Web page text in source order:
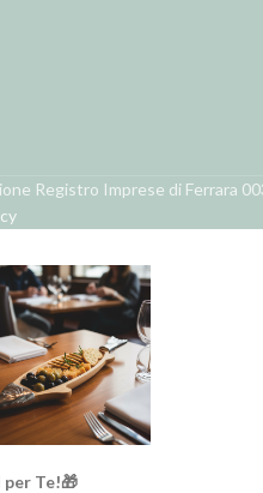
Registro Imprese di Ferrara
per Te!🎁